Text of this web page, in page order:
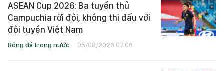
ASEAN Cup 2026: Ba tuyển thủ
Campuchia rời đội, không thi đấu với
đội tuyển Việt Nam
Bóng đá trong nước 05/08/2026 07:06